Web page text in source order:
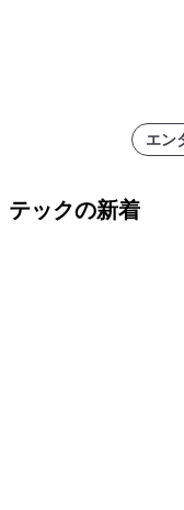
エン
テックの新着